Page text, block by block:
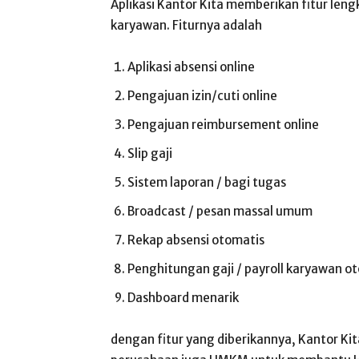
Aplikasi Kantor Kita memberikan fitur
karyawan. Fiturnya adalah
Aplikasi absensi online
Pengajuan izin/cuti online
Pengajuan reimbursement online
Slip gaji
Sistem laporan / bagi tugas
Broadcast / pesan massal umum
Rekap absensi otomatis
Penghitungan gaji / payroll karyawan
Dashboard menarik
dengan fitur yang diberikannya, Kantor